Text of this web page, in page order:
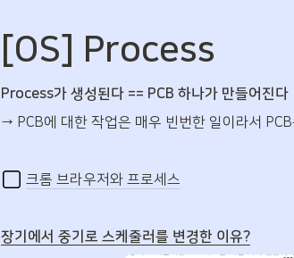
[OS] Process
Process가 생성된다 == PCB 하나가 만들어진다
→ PCB에 대한 작업은 매우 빈번한 일이라서
크롬 브라우저와 프로세스
장기에서 중기로 스케줄러를 변경한 이유?